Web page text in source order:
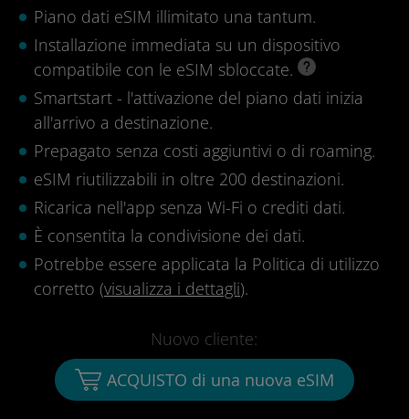
Piano dati eSIM illimitato una tantum.
Installazione immediata su un dispositivo
compatibile con le eSIM sbloccate.
Smartstart - l'attivazione del piano dati inizia
all'arrivo a destinazione.
Prepagato senza costi aggiuntivi o di roaming.
eSIM riutilizzabili in oltre 200 destinazioni.
Ricarica nell'app senza Wi-Fi o crediti dati.
È consentita la condivisione dei dati.
Potrebbe essere applicata la Politica di utilizzo
corretto (visualizza i dettagli).
Nuovo cliente:
ACQUISTO di una nuova eSIM